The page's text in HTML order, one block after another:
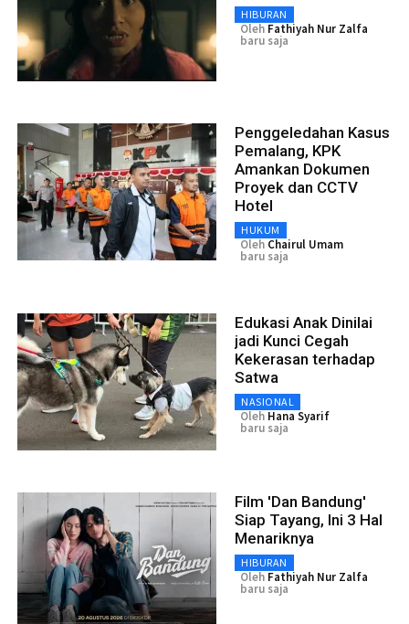
HIBURAN
Oleh Fathiyah Nur Zalfa
baru saja
Penggeledahan Kasus
Pemalang, KPK
Amankan Dokumen
Proyek dan CCTV
Hotel
HUKUM
Oleh Chairul Umam
baru saja
Edukasi Anak Dinilai
jadi Kunci Cegah
Kekerasan terhadap
Satwa
NASIONAL
Oleh Hana Syarif
baru saja
Film 'Dan Bandung'
Siap Tayang, Ini 3 Hal
Menariknya
HIBURAN
Oleh Fathiyah Nur Zalfa
baru saja